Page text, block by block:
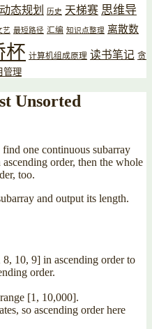
动态规划 历史 天梯赛 思维导
艺 最短路径 汇编 知识点整理 离散数
杯 计算机组成原理 读书笔记 贪
管理
Unsorted
one continuous subarray
order, then the whole
too.
and output its length.
10, 9] in ascending order to
order.
[1, 10,000].
so ascending order here